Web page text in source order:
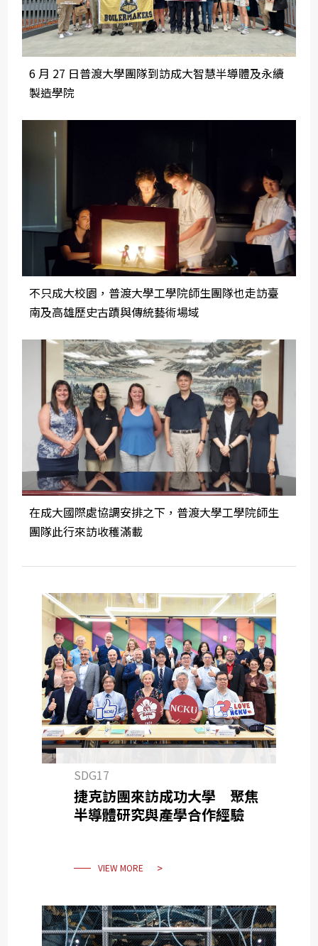
6 月 27 日普渡大學團隊到訪成大智慧半導體及永續
製造學院
不只成大校園，普渡大學工學院師生團隊也走訪臺
南及高雄歷史古蹟與傳統藝術場域
在成大國際處協調安排之下，普渡大學工學院師生
團隊此行來訪收穫滿載
SDG17
捷克訪團來訪成功大學 聚焦
半導體研究與產學合作經驗
VIEW MORE